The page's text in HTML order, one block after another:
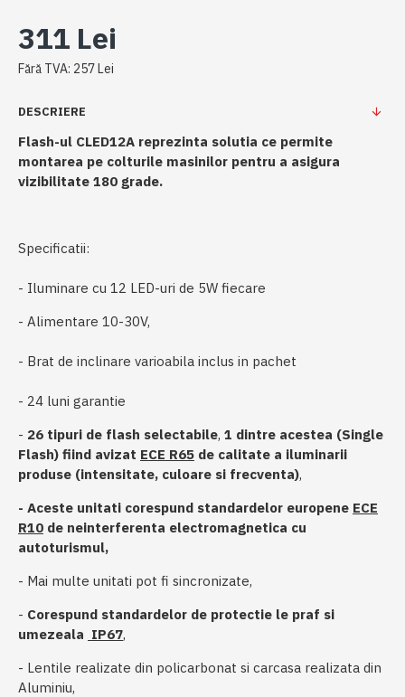
311 Lei
Fără TVA: 257 Lei
DESCRIERE
Flash-ul CLED12A reprezinta solutia ce permite
montarea pe colturile masinilor pentru a asigura
vizibilitate 180 grade.
Specificatii:
- Iluminare cu 12 LED-uri de 5W fiecare
- Alimentare 10-30V,
- Brat de inclinare varioabila inclus in pachet
- 24 luni garantie
- 26 tipuri de flash selectabile, 1 dintre acestea (Single
Flash) fiind avizat ECE R65 de calitate a iluminarii
produse (intensitate, culoare si frecventa),
- Aceste unitati corespund standardelor europene ECE
R10 de neinterferenta electromagnetica cu
autoturismul,
- Mai multe unitati pot fi sincronizate,
- Corespund standardelor de protectie le praf si
umezeala IP67,
- Lentile realizate din policarbonat si carcasa realizata din
Aluminiu,